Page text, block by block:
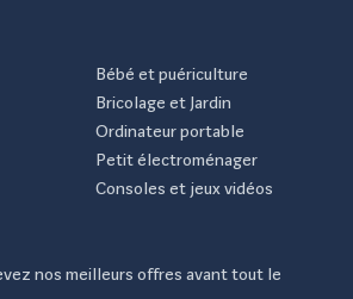
Bébé et puériculture
Bricolage et Jardin
Ordinateur portable
Petit électroménager
Consoles et jeux vidéos
nos meilleurs offres avant tout le